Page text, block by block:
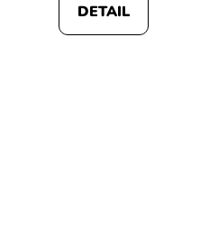
DETAIL